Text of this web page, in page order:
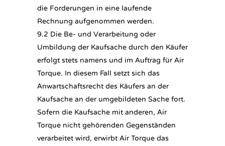
die Forderungen in eine laufende
Rechnung aufgenommen werden.
9.2 Die Be- und Verarbeitung oder
Umbildung der Kaufsache durch den Käufer
erfolgt stets namens und im Auftrag für Air
Torque. In diesem Fall setzt sich das
Anwartschaftsrecht des Käufers an der
Kaufsache an der umgebildeten Sache fort.
Sofern die Kaufsache mit anderen, Air
Torque nicht gehörenden Gegenständen
verarbeitet wird, erwirbt Air Torque das